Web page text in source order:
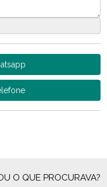
O QUE PROCURAVA?